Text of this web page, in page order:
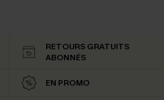
RETOURS GRATUITS
ABONNÉS
EN PROMO